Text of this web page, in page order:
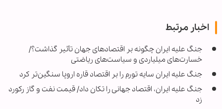
اخبار مرتبط
جنگ علیه ایران چگونه بر اقتصادهای جهان تأثیر گذاشت؟/
خسارت‌های میلیاردی و سیاست‌های ریاضتی
جنگ علیه ایران سایه تورم را بر اقتصاد قاره اروپا سنگین‌تر کرد
جنگ علیه ایران، اقتصاد جهانی را تکان داد/ قیمت نفت و گاز رکورد
زد